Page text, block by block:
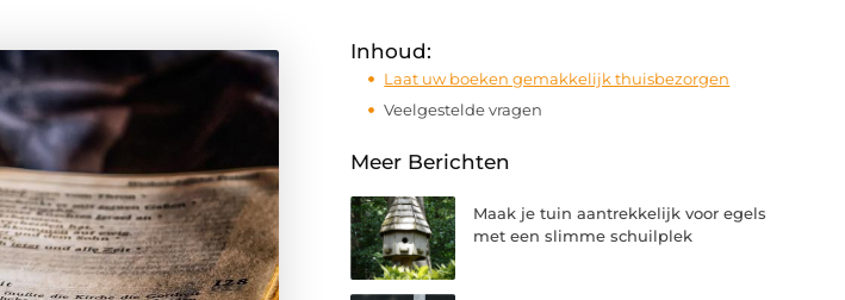
Inhoud:
Laat uw boeken gemakkelijk thuisbezorgen
Veelgestelde vragen
Meer Berichten
Maak je tuin aantrekkelijk voor egels
met een slimme schuilplek